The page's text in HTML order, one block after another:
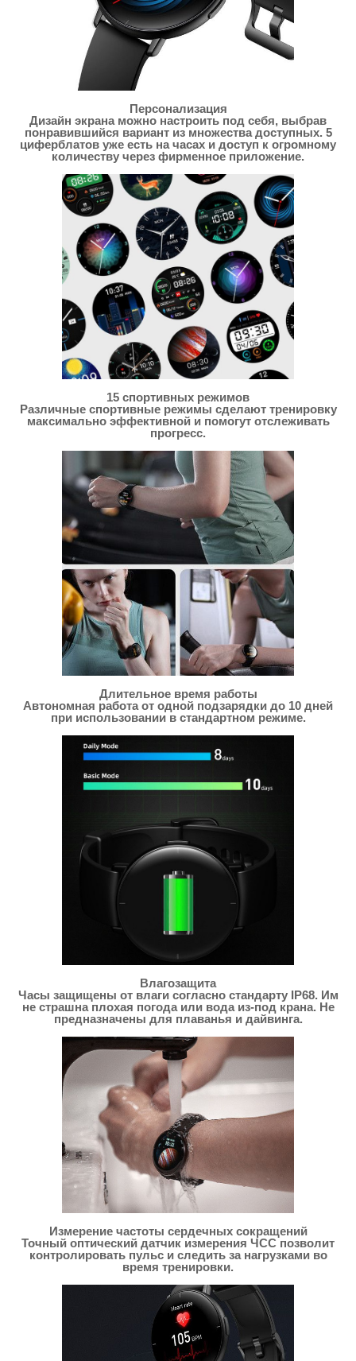
Персонализация
Дизайн экрана можно настроить под себя, выбрав
понравившийся вариант из множества доступных. 5
циферблатов уже есть на часах и доступ к огромному
количеству через фирменное приложение.
15 спортивных режимов
Различные спортивные режимы сделают тренировку
максимально эффективной и помогут отслеживать
прогресс.
Длительное время работы
Автономная работа от одной подзарядки до 10 дней
при использовании в стандартном режиме.
Влагозащита
Часы защищены от влаги согласно стандарту IP68. Им
не страшна плохая погода или вода из-под крана. Не
предназначены для плаванья и дайвинга.
Измерение частоты сердечных сокращений
Точный оптический датчик измерения ЧСС позволит
контролировать пульс и следить за нагрузками во
время тренировки.